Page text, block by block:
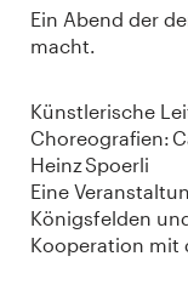
Ein Abend der
macht.
Künstlerische
Choreografien:
Heinz Spoerli
Eine
Königsfelden
Kooperation mit